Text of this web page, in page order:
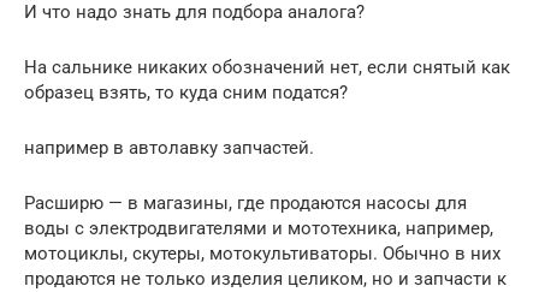
И что надо знать для подбора аналога?
На сальнике никаких обозначений нет, если снятый как
образец взять, то куда сним податся?
например в автолавку запчастей.
Расширю — в магазины, где продаются насосы для
воды с электродвигателями и мототехника, например,
мотоциклы, скутеры, мотокультиваторы. Обычно в них
продаются не только изделия целиком, но и запчасти к